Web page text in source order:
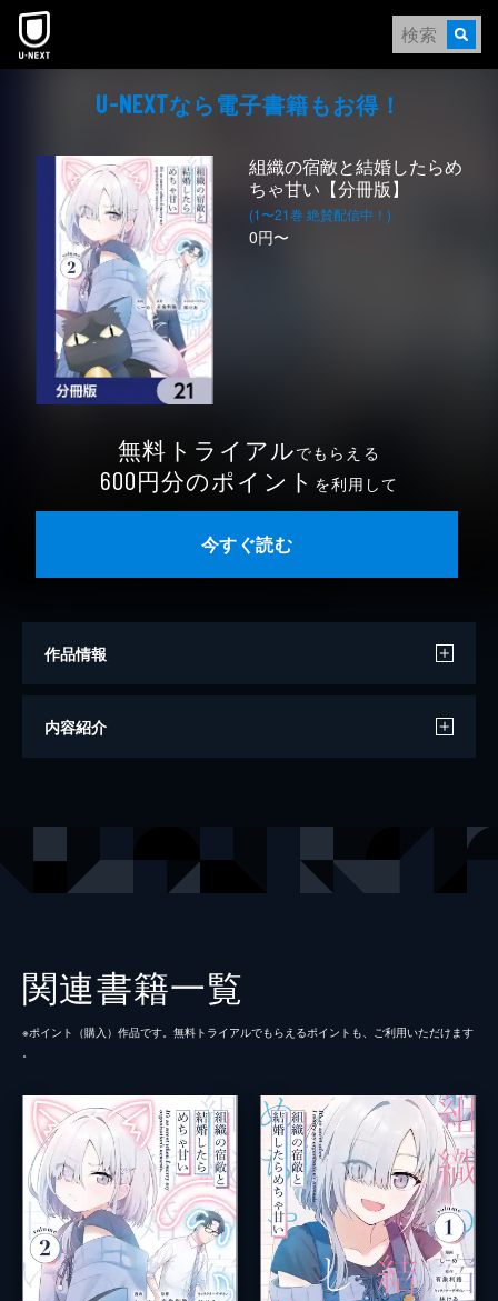
本文へスキップ
U-NEXTなら電⼦書籍もお得！
組織の宿敵と結婚したらめ
ちゃ甘い【分冊版】
(1〜21巻 絶賛配信中！)
0円〜
無料トライアルでもらえる
600円分のポイント を利用して
今すぐ読む
作品情報
漫画
レーベル 電撃コミックスNEXT
内容紹介
関連書籍一覧
※ポイント（購⼊）作品です。無料トライアルでもらえるポイントも、ご利⽤いただけます
。